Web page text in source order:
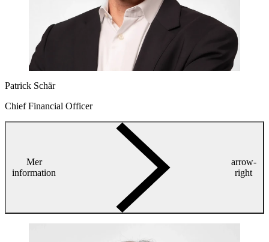
Patrick Schär
Chief Financial Officer
Mer
information
arrow-
right